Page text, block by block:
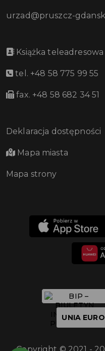
urzad@pruszcz-
Książka
tel. +48 58 775 99 55
fax. +48 58 682 34 51
Deklaracja dostępności
Mapa miasta
Mapa strony
UNIA
Copyright © 2021 -